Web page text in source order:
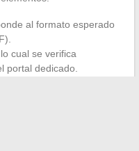
al formato esperado
cual se verifica
portal dedicado.